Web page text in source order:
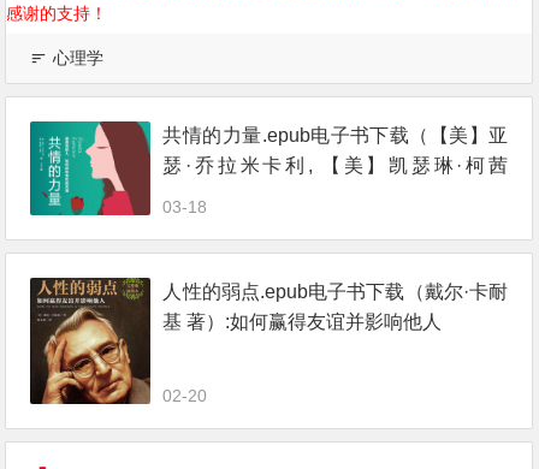
感谢的支持！
心理学
共情的力量.epub电子书下载（【美】亚
瑟·乔拉米卡利, 【美】凯瑟琳·柯茜
03-18
人性的弱点.epub电子书下载（戴尔·卡耐
基 著）:如何赢得友谊并影响他人
02-20